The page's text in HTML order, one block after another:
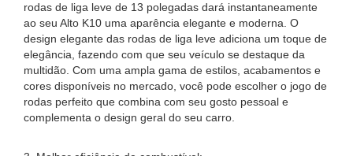
rodas de liga leve de 13 polegadas dará instantaneamente
ao seu Alto K10 uma aparência elegante e moderna. O
design elegante das rodas de liga leve adiciona um toque de
elegância, fazendo com que seu veículo se destaque da
multidão. Com uma ampla gama de estilos, acabamentos e
cores disponíveis no mercado, você pode escolher o jogo de
rodas perfeito que combina com seu gosto pessoal e
complementa o design geral do seu carro.